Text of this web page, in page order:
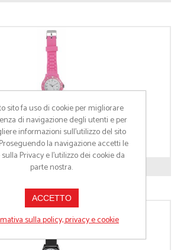
D10082
sito fa uso di cookie per migliorare
di navigazione degli utenti e per
informazioni sull’utilizzo del sito
la navigazione accetti le
Privacy e l'utilizzo dei cookie da
parte nostra.
ACCETTO
sulla policy, privacy e cookie